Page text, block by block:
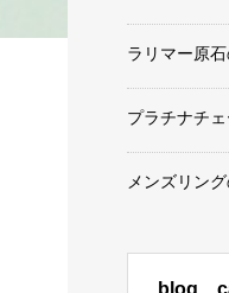
ラリマー原
プラチナチ
メンズリン
blog